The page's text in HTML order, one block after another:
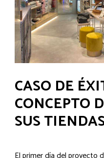
CASO DE
CONCEPTO
SUS